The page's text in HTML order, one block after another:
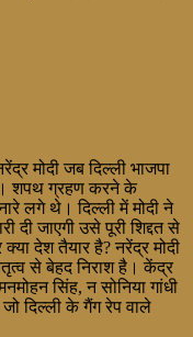
मोदी जब दिल्ली भाजपा
शपथ ग्रहण करने के
लगे थे। दिल्ली में मोदी ने
दी जाएगी उसे पूरी शिद्दत से
देश तैयार है? नरेंद्र मोदी
से बेहद निराश है। केंद्र
सिंह, न सोनिया गांधी
दिल्ली के गैंग रेप वाले